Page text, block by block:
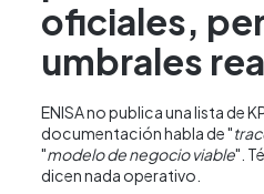
oficiales,
umbrales
ENISA no publica una lista de
documentación habla de "
"modelo de negocio viable".
dicen nada operativo.